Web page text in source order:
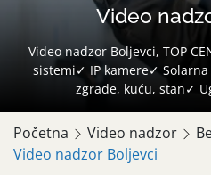
Video
Video nadzor Boljevci, TOP
sistemi✓ IP kamere✓
zgrade, kuću, stan✓
Početna Video nadzor
Video nadzor Boljevci